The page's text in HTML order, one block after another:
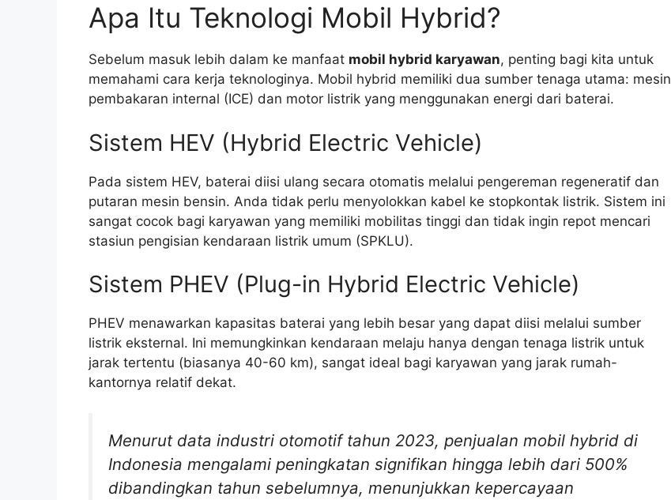
Apa Itu Teknologi Mobil Hybrid?
Sebelum masuk lebih dalam ke manfaat mobil hybrid karyawan, penting bagi kita untuk
memahami cara kerja teknologinya. Mobil hybrid memiliki dua sumber tenaga utama: mesin
pembakaran internal (ICE) dan motor listrik yang menggunakan energi dari baterai.
Sistem HEV (Hybrid Electric Vehicle)
Pada sistem HEV, baterai diisi ulang secara otomatis melalui pengereman regeneratif dan
putaran mesin bensin. Anda tidak perlu menyolokkan kabel ke stopkontak listrik. Sistem ini
sangat cocok bagi karyawan yang memiliki mobilitas tinggi dan tidak ingin repot mencari
stasiun pengisian kendaraan listrik umum (SPKLU).
Sistem PHEV (Plug-in Hybrid Electric Vehicle)
PHEV menawarkan kapasitas baterai yang lebih besar yang dapat diisi melalui sumber
listrik eksternal. Ini memungkinkan kendaraan melaju hanya dengan tenaga listrik untuk
jarak tertentu (biasanya 40-60 km), sangat ideal bagi karyawan yang jarak rumah-
kantornya relatif dekat.
Menurut data industri otomotif tahun 2023, penjualan mobil hybrid di
Indonesia mengalami peningkatan signifikan hingga lebih dari 500%
dibandingkan tahun sebelumnya, menunjukkan kepercayaan